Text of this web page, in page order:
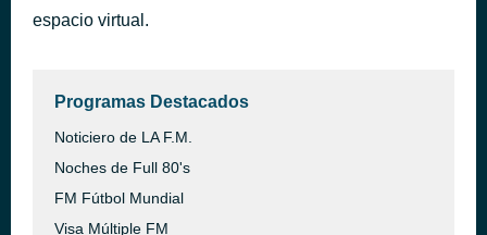
espacio virtual.
Programas Destacados
Noticiero de LA F.M.
Noches de Full 80's
FM Fútbol Mundial
Visa Múltiple FM